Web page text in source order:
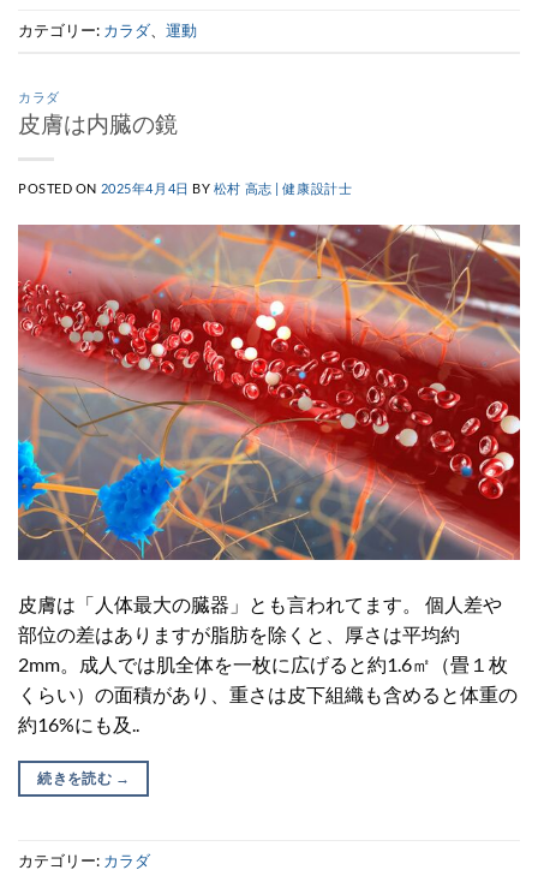
カテゴリー: カラダ 運動
カラダ
皮膚は内臓の鏡
POSTED ON 2025年4月4日 BY 松村 高志 | 健康設計士
皮膚は「人体最大の臓器」とも言われてます。 個人差や
部位の差はありますが脂肪を除くと、厚さは平均約
2mm。成人では肌全体を一枚に広げると約1.6㎡（畳１枚
くらい）の面積があり、重さは皮下組織も含めると体重の
約16%にも及..
続きを読む →
カテゴリー: カラダ